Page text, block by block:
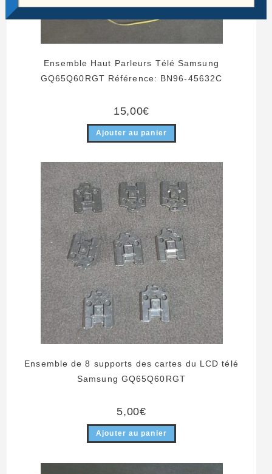
Ensemble Haut Parleurs Télé Samsung
GQ65Q60RGT Référence: BN96-45632C
15,00€
Ajouter au panier
Ensemble de 8 supports des cartes du LCD télé
Samsung GQ65Q60RGT
5,00€
Ajouter au panier